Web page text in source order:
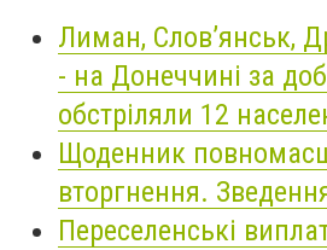
Лиман, Слов’янськ,
- на Донеччині за
обстріляли 12
Щоденник
вторгнення.
Переселенські